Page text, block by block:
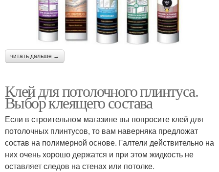
читать дальше →
Клей для потолочного плинтуса.
Выбор клеящего состава
Если в строительном магазине вы попросите клей для
потолочных плинтусов, то вам наверняка предложат
состав на полимерной основе. Галтели действительно на
них очень хорошо держатся и при этом жидкость не
оставляет следов на стенах или потолке.